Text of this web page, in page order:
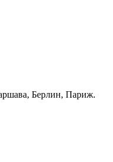
Берлин, Париж.